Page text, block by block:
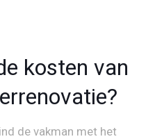
kosten van
de vakman met het